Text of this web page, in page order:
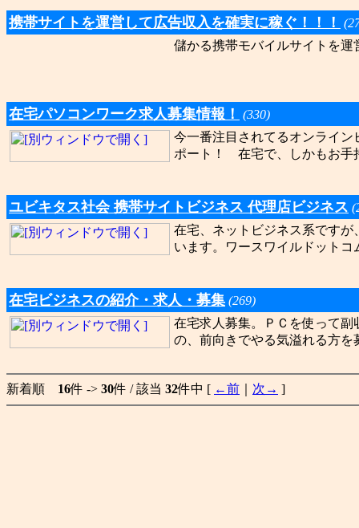
携帯サイトを運営して広告収入を確実に稼ぐ！！！
儲かる携帯モバイルサイトを
在宅パソコンワーク求人募集情報！
(330)
今一番注目されてるオンライ
ポート！ 在宅で、しかもお手
ユビキタス社会 携帯サイトビジネス 代理店ビジネス
在宅、ネットビジネス系です
います。ワースワイルドットコ
在宅ビジネスの紹介・求人・募集 (269)
在宅求人募集。ＰＣを使って
の、前向きでやる気溢れる方を
新着順 16件 -> 30件 / 該当 32件中 [ ←前 次→ ]